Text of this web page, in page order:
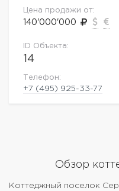
Цена продажи от:
140'000'000
ID Объекта:
14
Телефон:
+7 (495) 925-33-77
Обзор
Коттеджный поселок